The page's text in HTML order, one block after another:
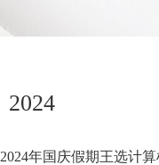
2024
2024年国庆假期王选计